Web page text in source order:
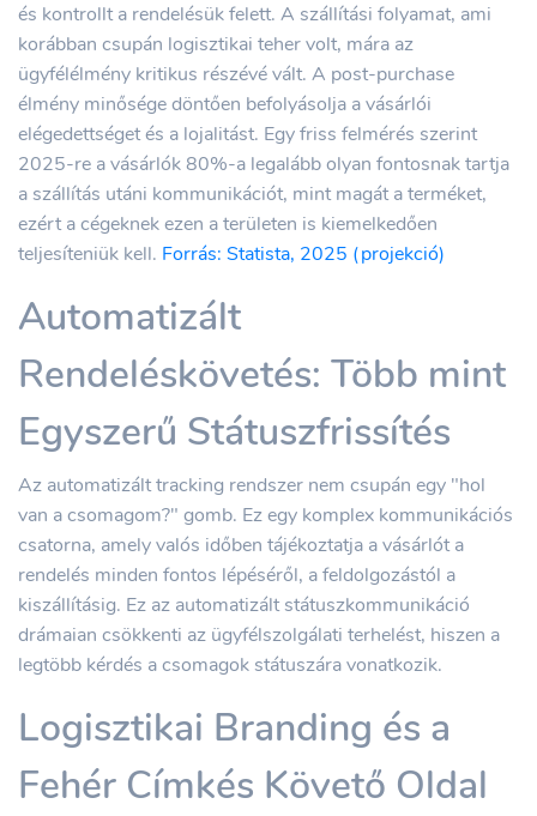
és kontrollt a rendelésük felett. A szállítási folyamat, ami
korábban csupán logisztikai teher volt, mára az
ügyfélélmény kritikus részévé vált. A post-purchase
élmény minősége döntően befolyásolja a vásárlói
elégedettséget és a lojalitást. Egy friss felmérés szerint
2025-re a vásárlók 80%-a legalább olyan fontosnak tartja
a szállítás utáni kommunikációt, mint magát a terméket,
ezért a cégeknek ezen a területen is kiemelkedően
teljesíteniük kell. Forrás: Statista, 2025 (projekció)
Automatizált
Rendeléskövetés: Több mint
Egyszerű Státuszfrissítés
Az automatizált tracking rendszer nem csupán egy "hol
van a csomagom?" gomb. Ez egy komplex kommunikációs
csatorna, amely valós időben tájékoztatja a vásárlót a
rendelés minden fontos lépéséről, a feldolgozástól a
kiszállításig. Ez az automatizált státuszkommunikáció
drámaian csökkenti az ügyfélszolgálati terhelést, hiszen a
legtöbb kérdés a csomagok státuszára vonatkozik.
Logisztikai Branding és a
Fehér Címkés Követő Oldal